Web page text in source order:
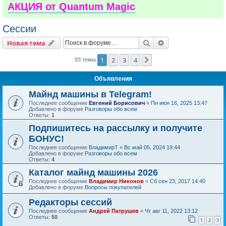
АКЦИЯ от Quantum Magic
Сессии
Новая тема Поиск
93 темы 1 2 3 4
Объявления
Майнд машины в Telegram!
Последнее сообщение Евгений Борисович « Пн июн 16, 2025 13:47
Добавлено в форуме Разговоры обо всем
Ответы: 1
Подпишитесь на рассылку и получите
БОНУС!
Последнее сообщение ВладимирТ « Вс май 05, 2024 19:44
Добавлено в форуме Разговоры обо всем
Ответы: 4
Каталог майнд машины 2026
Последнее сообщение Владимир Никонов « Сб сен 23, 2017 14:40
Добавлено в форуме Вопросы покупателей
Редакторы сессий
Последнее сообщение Андрей Патрушев « Чт авг 11, 2022 13:12
Ответы: 50 1 2 3